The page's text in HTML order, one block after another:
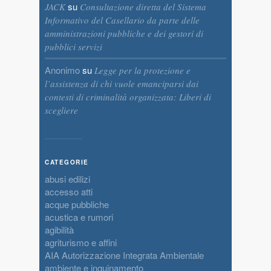
JACKsu Consultazione diretta del Sistema
Informativo del Casellario da parte delle
amministrazioni pubbliche e dei gestori di
pubblici servizi
Anonimosu Legge per la protezione e
l’assistenza di chi vuole emanciparsi dai
contesti di criminalità organizzata: Liberi di
scegliere
CATEGORIE
abusi edilizi
accesso atti
acque pubbliche
acustica e rumori
agibilità
agriturismo e affini
AIA Autorizzazione Integrata Ambientale
ambiente e inquinamento